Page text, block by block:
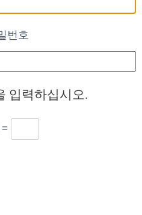
번호
입력하십시오.